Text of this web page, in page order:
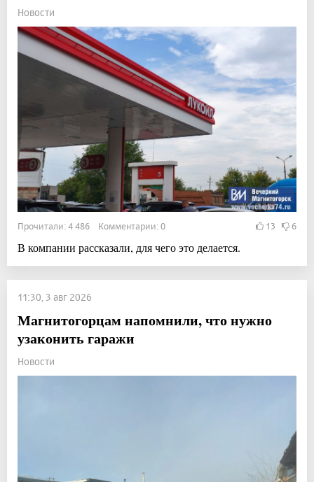
Новости
Прочитали: 4 486 Комментарии: 0 13 6
В компании рассказали, для чего это делается.
11:30, 3 авг 2026
Магнитогорцам напомнили, что нужно
узаконить гаражи
Новости